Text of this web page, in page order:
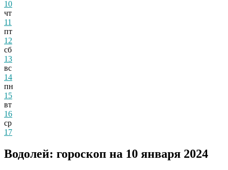
10
чт
11
пт
12
сб
13
вс
14
пн
15
вт
16
ср
17
Водолей: гороскоп на 10 января 2024